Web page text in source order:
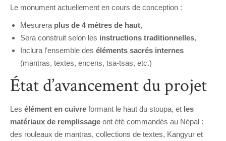
Le monument actuellement en cours de conception :
Mesurera plus de 4 mètres de haut,
Sera construit selon les instructions traditionnelles,
Inclura l’ensemble des éléments sacrés internes
(mantras, textes, encens, tsa-tsas, etc.)
État d’avancement du projet
Les élément en cuivre formant le haut du stoupa, et les
matériaux de remplissage ont été commandés au Népal :
des rouleaux de mantras, collections de textes, Kangyur et